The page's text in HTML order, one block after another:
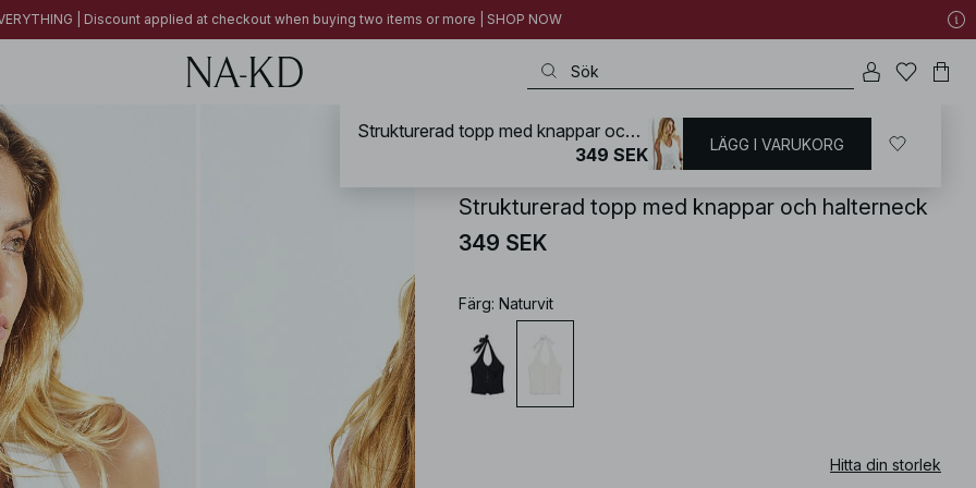
| Discount applied at checkout when buying two items or more | SHOP NOW
Halterneck toppar
Strukturerad topp med knappar och halterneck
349 SEK
Färg: Naturvit
Hitta din storlek
Strukturerad topp med knappar och halterneck
349 SEK
LÄGG I VARUKORG